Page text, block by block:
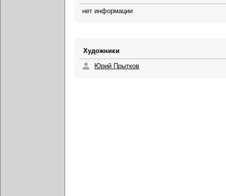
нет информации
Художники
Юрий Прытков